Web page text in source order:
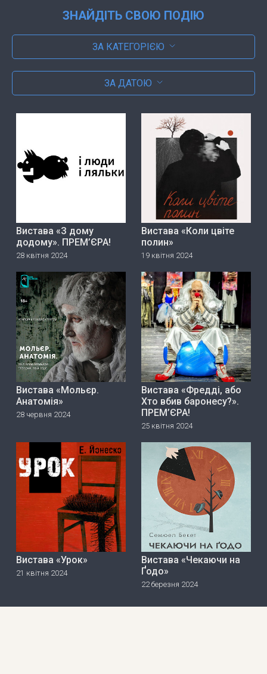
ЗНАЙДІТЬ СВОЮ ПОДІЮ
ЗА КАТЕГОРІЄЮ
ЗА ДАТОЮ
Вистава «З дому
додому». ПРЕМ’ЄРА!
28 квітня 2024
Вистава «Коли цвіте
полин»
19 квітня 2024
Вистава «Мольєр.
Анатомія»
28 червня 2024
Вистава «Фредді, або
Хто вбив баронесу?».
ПРЕМ’ЄРА!
25 квітня 2024
Вистава «Урок»
21 квітня 2024
Вистава «Чекаючи на
Ґодо»
22 березня 2024